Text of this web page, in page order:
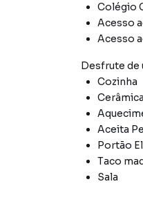
Colégio
Acesso
Acesso
Desfrute de
Cozinha
Cerâmica
Aceita
Portão
Taco
Sala